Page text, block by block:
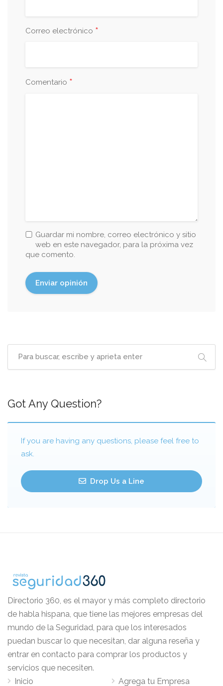
Correo electrónico *
Comentario *
Guardar mi nombre, correo electrónico y sitio
web en este navegador, para la próxima vez
que comento.
Got Any Question?
If you are having any questions, please feel free to
ask.
Drop Us a Line
Directorio 360, es el mayor y más completo directorio
de habla hispana, que tiene las mejores empresas del
mundo de la Seguridad, para que los interesados
puedan buscar lo que necesitan, dar alguna reseña y
entrar en contacto para comprar los productos y
servicios que necesiten.
Inicio
Agrega tu Empresa